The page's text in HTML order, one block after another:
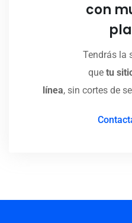
con
Tendrás la
que tu
línea, sin cortes de